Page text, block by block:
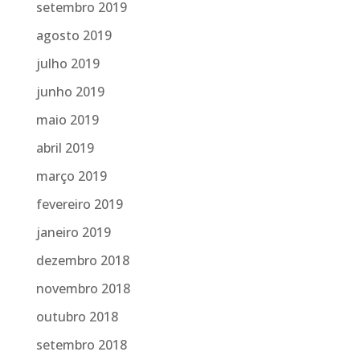
setembro 2019
agosto 2019
julho 2019
junho 2019
maio 2019
abril 2019
março 2019
fevereiro 2019
janeiro 2019
dezembro 2018
novembro 2018
outubro 2018
setembro 2018